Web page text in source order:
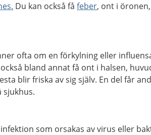
Du kan också fåfeber, ont i
ofta om en förkylning eller
bland annat få ont i halsen,
blir friska av sig själv. En del får
sjukhus.
som orsakas av virus eller